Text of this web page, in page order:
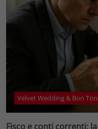
Velvet Wedding & Bon Ton
Fisco e conti correnti: